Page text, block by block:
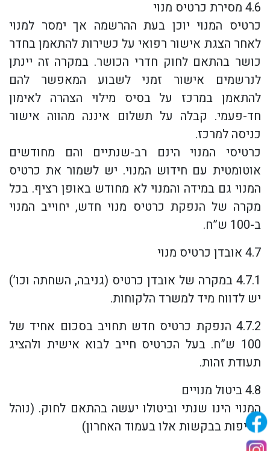
4.6 מסירת כרטיס מנוי
כרטיס המנוי יוכן בעת ההרשמה אך ימסר למנוי
לאחר הצגת אישור רפואי על כשירות להתאמן בחדר
כושר בהתאם לחוק חדרי הכושר. במקרה זה יינתן
לנרשמים אישור זמני לשבוע המאפשר להם
להתאמן במרכז על בסיס מילוי הצהרה לאימון
חד-פעמי. קבלה על תשלום איננה מהווה אישור
כניסה למרכז.
כרטיסי המנוי הינם רב-שנתיים והם מחודשים
אוטומטית עם חידוש המנוי. יש לשמור את כרטיס
המנוי גם במידה והמנוי לא מחודש באופן רציף. בכל
מקרה של הנפקת כרטיס מנוי חדש, יחוייב המנוי
ב-100 ש”ח.
4.7 אובדן כרטיס מנוי
4.7.1 במקרה של אובדן כרטיס (גניבה, השחתה וכו’)
יש לדווח מיד למשרד הלקוחות.
4.7.2 הנפקת כרטיס חדש תחויב בסכום אחיד של
100 ש”ח. בעל הכרטיס חייב לבוא אישית ולהציג
תעודת זהות.
4.8 ביטול מנויים
המנוי הינו שנתי וביטולו יעשה בהתאם לחוק. (נוהל
הטיפות בבקשות אלו בעמוד האחרון)